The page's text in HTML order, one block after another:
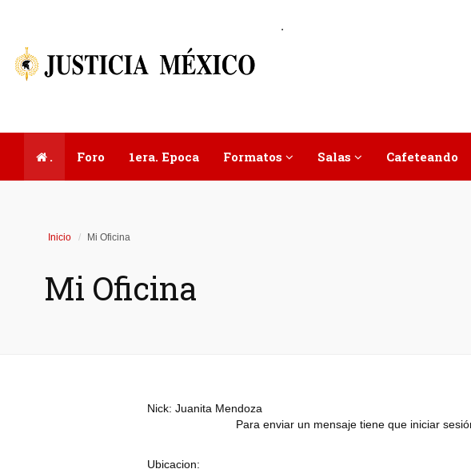
.
. Foro 1era. Epoca Formatos Salas Cafeteando
Inicio Mi Oficina
Mi Oficina
Nick: Juanita Mendoza
Para enviar un mensaje tiene que iniciar
Ubicacion: